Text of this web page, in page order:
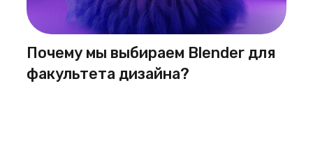
Почему мы выбираем Blender для
факультета дизайна?